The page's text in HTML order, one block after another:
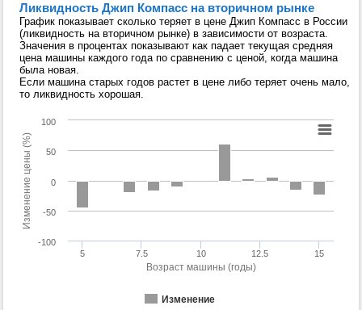
Ликвидность Джип Компасс на вторичном рынке
График показывает сколько теряет в цене Джип Компасс в России
(ликвидность на вторичном рынке) в зависимости от возраста.
Значения в процентах показывают как падает текущая средняя
цена машины каждого года по сравнению с ценой, когда машина
была новая.
Если машина старых годов растет в цене либо теряет очень мало,
то ликвидность хорошая.
Возраст машины (годы)
Изменение цены (%)
Изменение
5 7.5 10 12.5 15
-50
0
50
-100
100